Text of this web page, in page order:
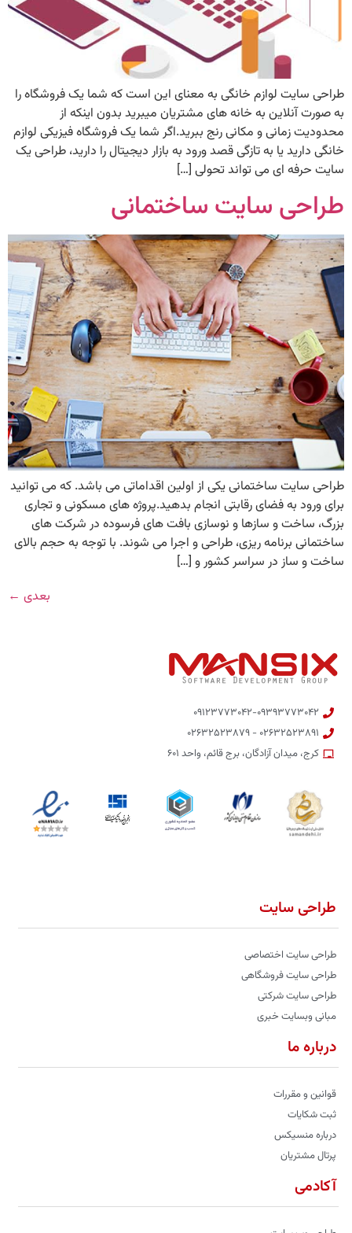
طراحی سایت لوازم خانگی به معنای این است که شما یک فروشگاه را
به صورت آنلاین به خانه های مشتریان میبرید بدون اینکه از
محدودیت زمانی و مکانی رنج ببرید.اگر شما یک فروشگاه فیزیکی لوازم
خانگی دارید یا به‌ تازگی قصد ورود به بازار دیجیتال را دارید، طراحی یک
سایت حرفه‌ ای می‌ تواند تحولی […]
طراحی سایت ساختمانی
طراحی سایت ساختمانی یکی از اولین اقداماتی می باشد. که می توانید
برای ورود به فضای رقابتی انجام بدهید.پروژه های مسکونی و تجاری
بزرگ، ساخت و سازها و نوسازی بافت های فرسوده در شرکت های
ساختمانی برنامه ریزی، طراحی و اجرا می شوند. با توجه به حجم بالای
ساخت و ساز در سراسر کشور و […]
بعدی ←
۰۹۱۲۳۷۷۳۰۴۲-۰۹۳۹۳۷۷۳۰۴۲
۰۲۶۳۲۵۲۳۸۹۱ - ۰۲۶۳۲۵۲۳۸۷۹
کرج، میدان آزادگان، برج قائم، واحد ۶۰۱
طراحی سایت
طراحی سایت اختصاصی
طراحی سایت فروشگاهی
طراحی سایت شرکتی
مبانی وبسایت خبری
درباره ما
قوانین و مقررات
ثبت شکایات
درباره منسیکس
پرتال مشتریان
آکادمی